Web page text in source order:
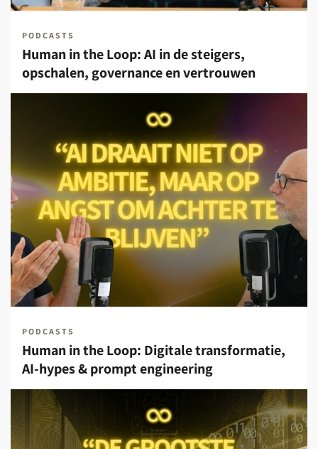
PODCASTS
Human in the Loop: AI in de steigers,
opschalen, governance en vertrouwen
PODCASTS
Human in the Loop: Digitale transformatie,
AI-hypes & prompt engineering